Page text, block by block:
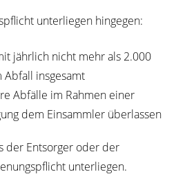
unterliegen hingegen:
jährlich nicht mehr als 2.000
Abfall insgesamt
Abfälle im Rahmen einer
dem Einsammler überlassen
der Entsorger oder der
unterliegen.